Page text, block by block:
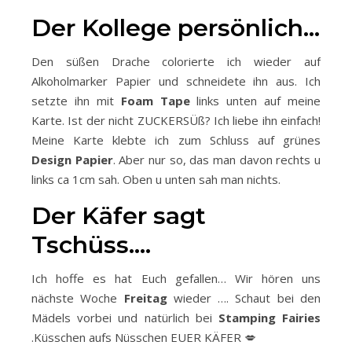
Der Kollege persönlich…
Den süßen Drache colorierte ich wieder auf
Alkoholmarker Papier und schneidete ihn aus. Ich
setzte ihn mit Foam Tapelinks unten auf meine
Karte. Ist der nicht ZUCKERSÜß? Ich liebe ihn einfach!
Meine Karte klebte ich zum Schluss auf grünes
Design Papier. Aber nur so, das man davon rechts u
links ca 1cm sah. Oben u unten sah man nichts.
Der Käfer sagt
Tschüss….
Ich hoffe es hat Euch gefallen… Wir hören uns
nächste Woche Freitagwieder …. Schaut bei den
Mädels vorbei und natürlich bei Stamping Fairies
.Küsschen aufs Nüsschen EUER KÄFER 💋